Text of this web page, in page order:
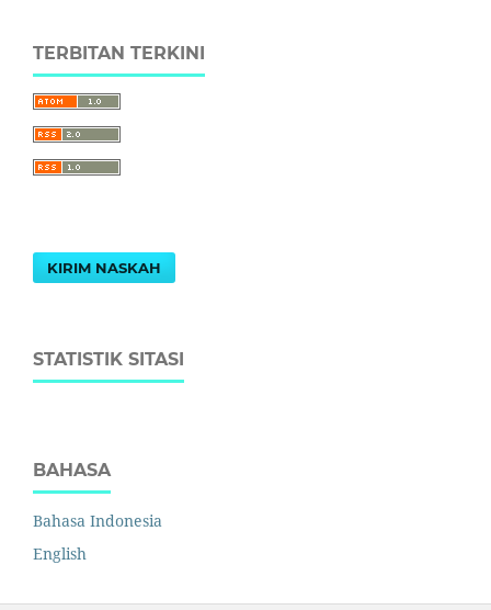
TERBITAN TERKINI
KIRIM NASKAH
STATISTIK SITASI
BAHASA
Bahasa Indonesia
English